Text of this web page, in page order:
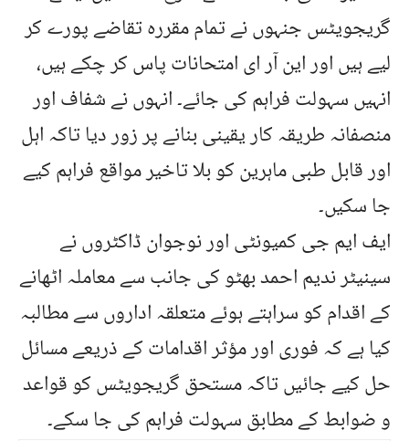
گریجویٹس جنہوں نے تمام مقررہ تقاضے پورے کر
لیے ہیں اور این آر ای امتحانات پاس کر چکے ہیں،
انہیں سہولت فراہم کی جائے۔ انہوں نے شفاف اور
منصفانہ طریقہ کار یقینی بنانے پر زور دیا تاکہ اہل
اور قابل طبی ماہرین کو بلا تاخیر مواقع فراہم کیے
جا سکیں۔
ایف ایم جی کمیونٹی اور نوجوان ڈاکٹروں نے
سینیٹر ندیم احمد بھٹو کی جانب سے معاملہ اٹھانے
کے اقدام کو سراہتے ہوئے متعلقہ اداروں سے مطالبہ
کیا ہے کہ فوری اور مؤثر اقدامات کے ذریعے مسائل
حل کیے جائیں تاکہ مستحق گریجویٹس کو قواعد
و ضوابط کے مطابق سہولت فراہم کی جا سکے۔